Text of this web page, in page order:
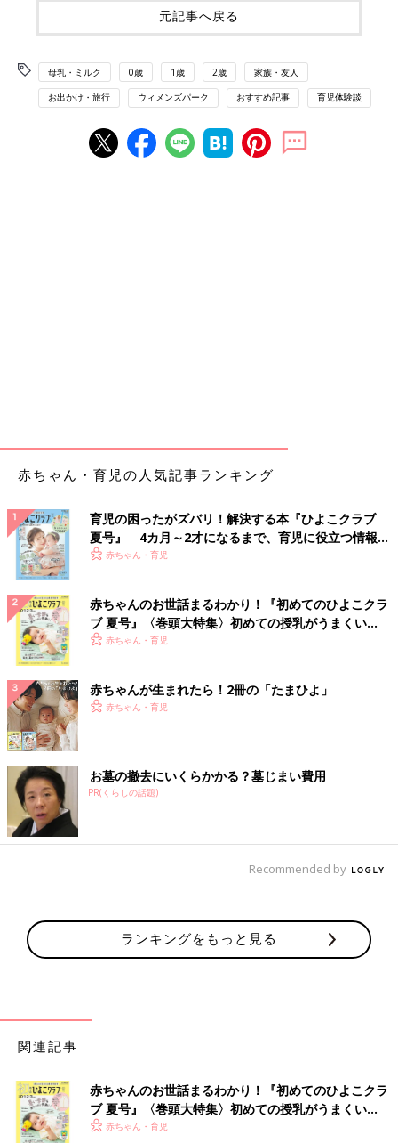
元記事へ戻る
母乳・ミルク 0歳 1歳 2歳 家族・友人
お出かけ・旅行 ウィメンズパーク おすすめ記事 育児体験談
赤ちゃん・育児の人気記事ランキング
育児の困ったがズバリ！解決する本『ひよこクラブ
夏号』 4カ月～2才になるまで、育児に役立つ情報が
いっぱい！
赤ちゃん・育児
赤ちゃんのお世話まるわかり！『初めてのひよこクラ
ブ 夏号』〈巻頭大特集〉初めての授乳がうまくい
く！ おっぱい・ミルクの基本と夏のトラブル 解決テ
赤ちゃん・育児
赤ちゃんが生まれたら！2冊の「たまひよ」
赤ちゃん・育児
お墓の撤去にいくらかかる？墓じまい費用
PR(くらしの話題)
Recommended by
ランキングをもっと見る
関連記事
赤ちゃんのお世話まるわかり！『初めてのひよこクラ
ブ 夏号』〈巻頭大特集〉初めての授乳がうまくい
く！ おっぱい・ミルクの基本と夏のトラブル 解決テ
赤ちゃん・育児